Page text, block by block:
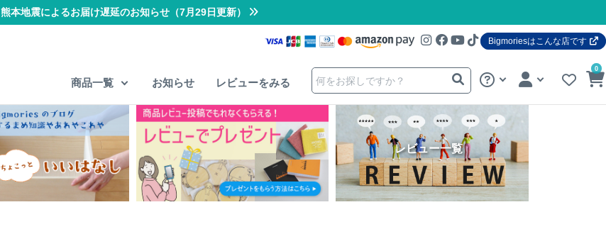
熊本地震によるお届け遅延のお知らせ（7月29日更新）
Bigmoriesはこんな店です
商品一覧 お知らせ レビューをみる
0
レビュー一覧